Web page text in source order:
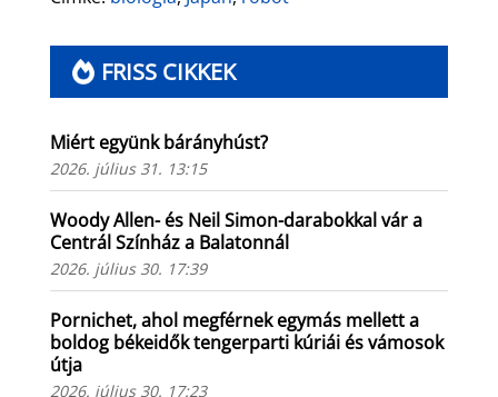
FRISS CIKKEK
Miért együnk bárányhúst?
2026. július 31. 13:15
Woody Allen- és Neil Simon-darabokkal vár a
Centrál Színház a Balatonnál
2026. július 30. 17:39
Pornichet, ahol megférnek egymás mellett a
boldog békeidők tengerparti kúriái és vámosok
útja
2026. július 30. 17:23